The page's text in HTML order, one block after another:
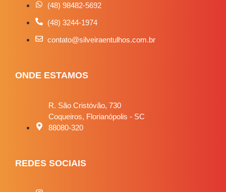
(48) 98482-5692
(48) 3244-1974
contato@silveiraentulhos.com.br
ONDE ESTAMOS
R. São Cristóvão, 730
Coqueiros, Florianópolis - SC
88080-320
REDES SOCIAIS